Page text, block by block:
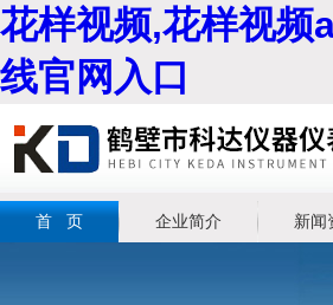
花样视频,花样视频
线官网入口
首 页 企业简介 新闻